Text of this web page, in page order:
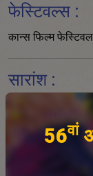
56वां
फेस्टिवल्स :
कान्स फिल्म
सारांश :
जैसे ही 2019 के
एक चुप बीस-कुछ,
काम करना, और
रेस्तरां का